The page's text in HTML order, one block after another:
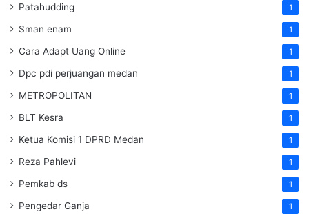
Patahudding 1
Sman enam 1
Cara Adapt Uang Online 1
Dpc pdi perjuangan medan 1
METROPOLITAN 1
BLT Kesra 1
Ketua Komisi 1 DPRD Medan 1
Reza Pahlevi 1
Pemkab ds 1
Pengedar Ganja 1